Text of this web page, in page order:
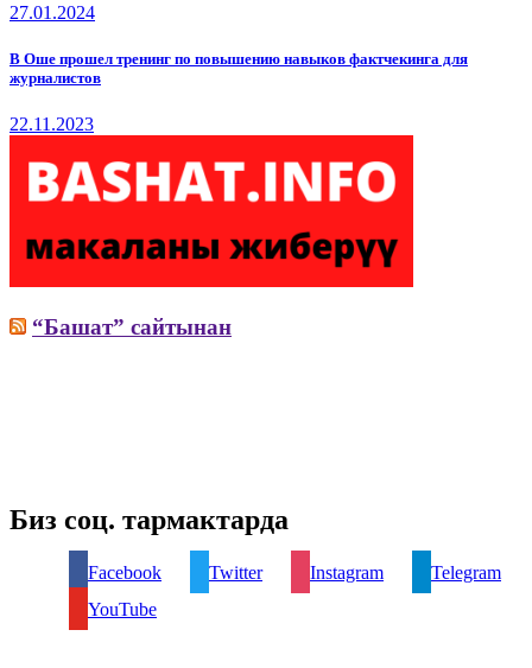
27.01.2024
В Оше прошел тренинг по повышению навыков фактчекинга для
журналистов
22.11.2023
“Башат” сайтынан
Биз соц. тармактарда
Facebook Twitter Instagram
Telegram
YouTube